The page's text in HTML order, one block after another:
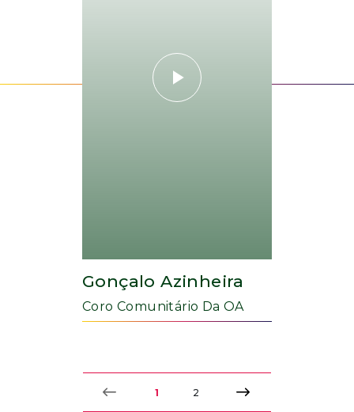
Gonçalo Azinheira
Coro Comunitário Da OA
1 2